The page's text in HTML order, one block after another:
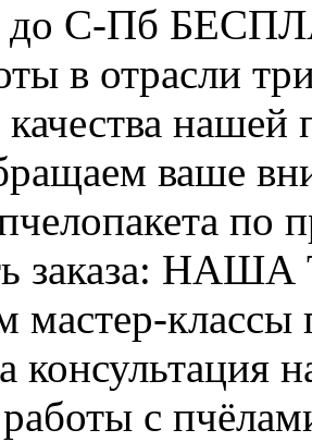
до С-Пб
в отрасли
качества
ваше
по
заказа:
мастер-классы
консультация
с